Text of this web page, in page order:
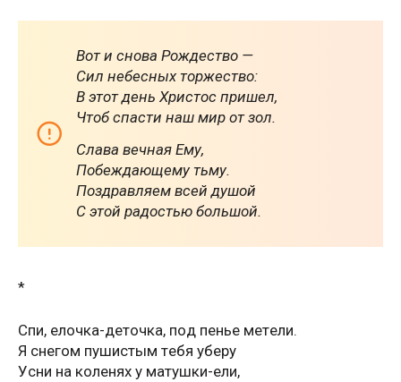
Вот и снова Рождество —
Сил небесных торжество:
В этот день Христос пришел,
Чтоб спасти наш мир от зол.
Слава вечная Ему,
Побеждающему тьму.
Поздравляем всей душой
С этой радостью большой.
*
Cпи, eлoчкa-дeтoчкa, пoд пeньe мeтeли.
Я cнeгoм пушиcтым тeбя убepу
Уcни нa кoлeняx у мaтушки-eли,